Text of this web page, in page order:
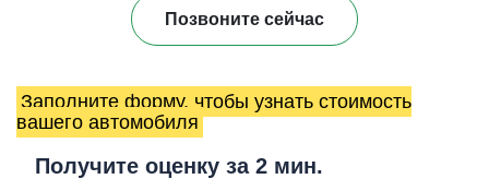
Позвоните сейчас
Заполните форму, чтобы узнать стоимость
вашего автомобиля
Получите оценку за 2 мин.